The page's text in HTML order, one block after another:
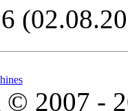
© 2007 -